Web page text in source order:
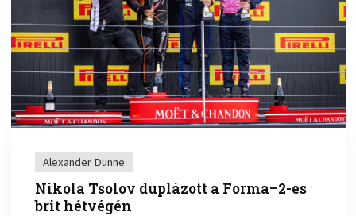
Alexander Dunne
Nikola Tsolov duplázott a Forma–2-es
brit hétvégén